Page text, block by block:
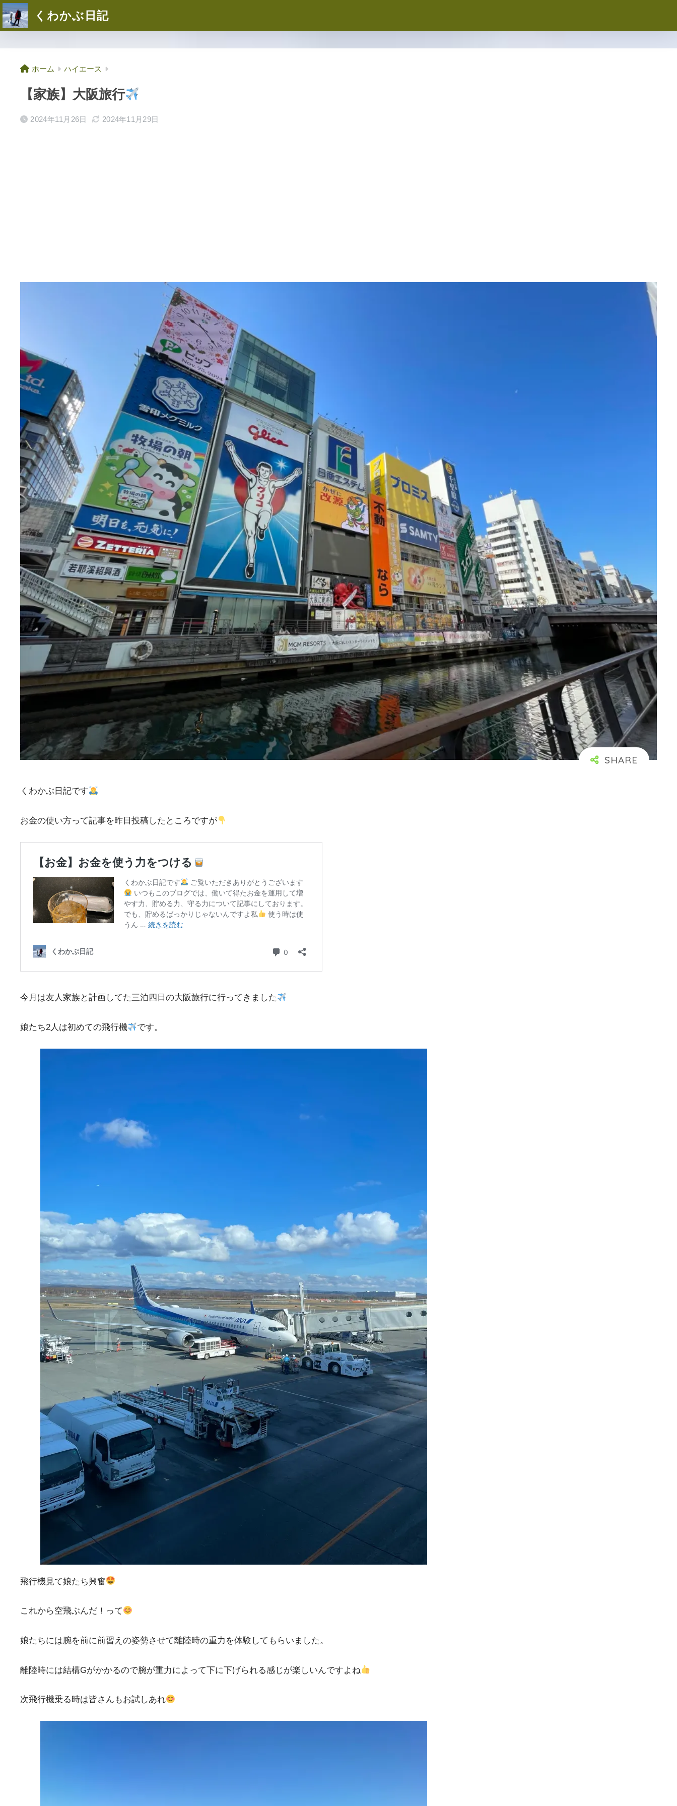
くわかぶ日記
ホーム ハイエース
【家族】大阪旅行
2024年11月26日 2024年11月29日
くわかぶ日記です
お金の使い方って記事を昨日投稿したところですが
今月は友人家族と計画してた三泊四日の大阪旅行に行ってきました
娘たち2人は初めての飛行機 です。
飛行機見て娘たち興奮
これから空飛ぶんだ！って
娘たちには腕を前に前習えの姿勢させて離陸時の重力を体験してもらいました。
離陸時には結構Gがかかるので腕が重力によって下に下げられる感じが楽しいんですよね
次飛行機乗る時は皆さんもお試しあれ